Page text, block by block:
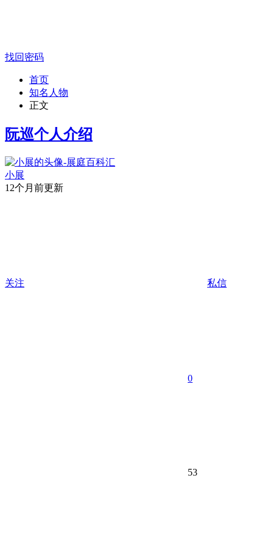
找回密码
首页
知名人物
正文
阮巡个人介绍
小展
12个月前更新
关注 私信
0
53